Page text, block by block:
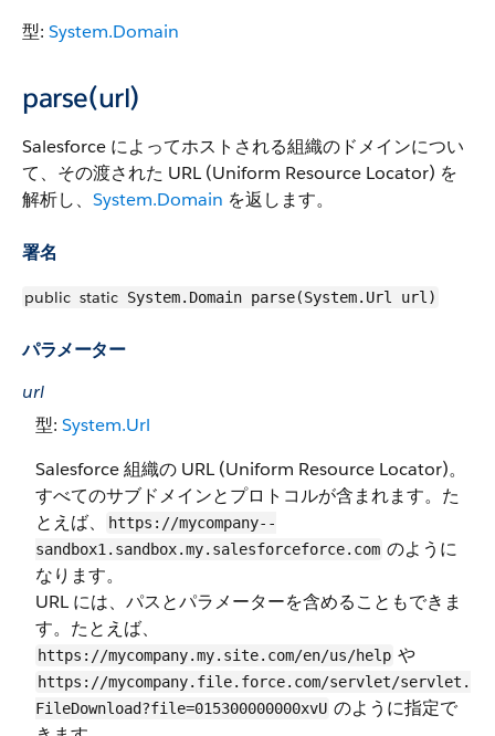
型: System.Domain
parse(url)
Salesforce によってホストされる組織のドメインについ
て、その渡された URL (Uniform Resource Locator) を
解析し、 System.Domain を返します。
署名
public static System.Domain parse(System.Url url)
パラメーター
url
型: System.Url
Salesforce 組織の URL (Uniform Resource Locator)。
すべてのサブドメインとプロトコルが含まれます。た
とえば、
https://mycompany--
sandbox1.sandbox.my.salesforceforce.com のように
なります。
URL には、パスとパラメーターを含めることもできま
す。たとえば、
https://mycompany.my.site.com/en/us/help や
https://mycompany.file.force.com/servlet/servlet.
FileDownload?file=015300000000xvU のように指定で